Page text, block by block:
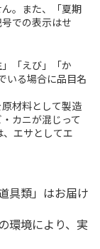
。また、「夏期
での表示はせ
「えび」「か
いる場合に品目名
材料として製造
カニが混じって
エサとしてエ
具類」はお届け
環境により、実